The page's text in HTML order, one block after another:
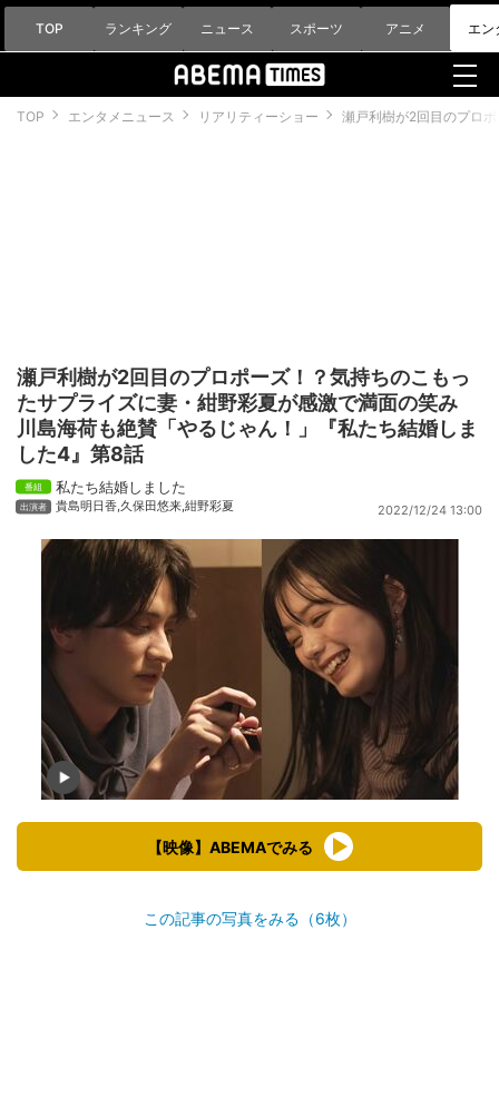
TOP ランキング ニュース スポーツ アニメ エン
TOP エンタメニュース リアリティーショー 瀬戸利樹が2回目のプロ
瀬戸利樹が2回目のプロポーズ！？気持ちのこもっ
たサプライズに妻・紺野彩夏が感激で満面の笑み
川島海荷も絶賛「やるじゃん！」『私たち結婚しま
した4』第8話
私たち結婚しました
貴島明日香,久保田悠来,紺野彩夏 2022/12/24 13:00
【映像】ABEMAでみる
この記事の写真をみる（6枚）